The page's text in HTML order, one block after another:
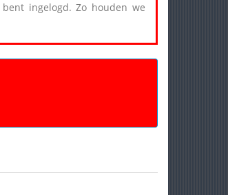
ingelogd. Zo houden we